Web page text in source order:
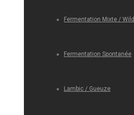
Fermentation Mixte / Wild
Fermentation Spontanée
Lambic / Gueuze